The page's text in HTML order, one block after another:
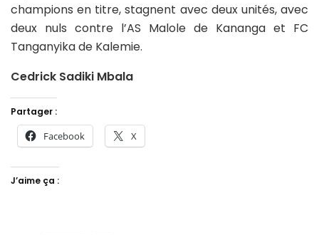
champions en titre, stagnent avec deux unités, avec
deux nuls contre l’AS Malole de Kananga et FC
Tanganyika de Kalemie.
Cedrick Sadiki Mbala
Partager :
Facebook X
J’aime ça :